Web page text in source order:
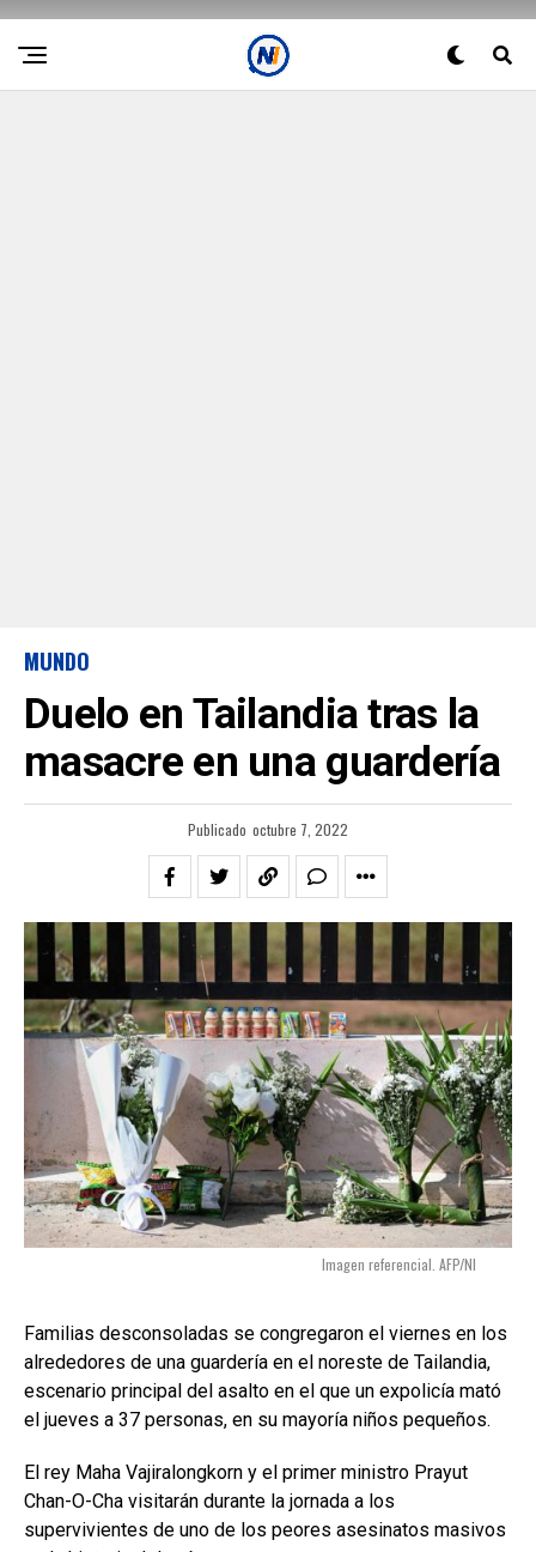
MUNDO
Duelo en Tailandia tras la
masacre en una guardería
Publicado octubre 7, 2022
Imagen referencial. AFP/NI
Familias desconsoladas se congregaron el viernes en los
alrededores de una guardería en el noreste de Tailandia,
escenario principal del asalto en el que un expolicía mató
el jueves a 37 personas, en su mayoría niños pequeños.
El rey Maha Vajiralongkorn y el primer ministro Prayut
Chan-O-Cha visitarán durante la jornada a los
supervivientes de uno de los peores asesinatos masivos